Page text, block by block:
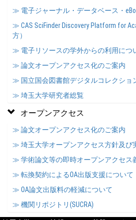
≫ 電子ジャーナル・データベース・
≫ CAS SciFinder Discovery Platform for
方）
≫ 電子リソースの学外からの利用につ
≫ 論文オープンアクセス化のご案内
≫ 国立国会図書館デジタルコレクシ
≫ 埼玉大学研究者総覧
オープンアクセス
≫ 論文オープンアクセス化のご案内
≫ 埼玉大学オープンアクセス方針及び
≫ 学術論文等の即時オープンアクセス
≫ 転換契約によるOA出版支援について
≫ OA論文出版料の軽減について
≫ 機関リポジトリ(SUCRA)